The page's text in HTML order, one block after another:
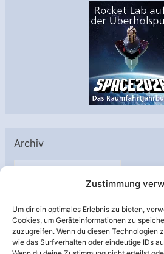
Zustimmung
Um dir ein optimales Erlebnis zu bieten,
Cookies, um Geräteinformationen zu
zuzugreifen. Wenn du diesen Technologien
wie das Surfverhalten oder eindeutige IDs
Archiv
A
h
i
v
Unterstützt von: